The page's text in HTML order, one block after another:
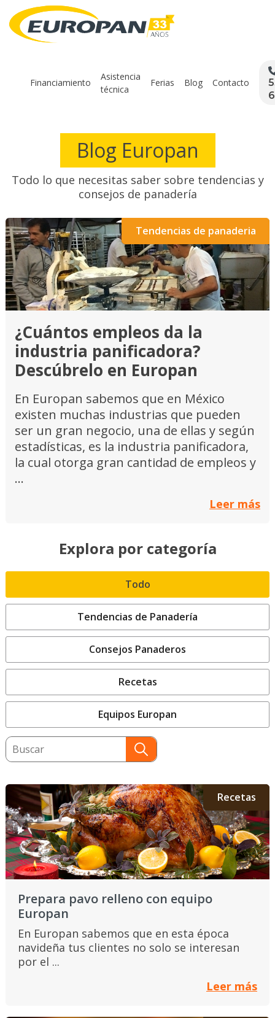
Financiamiento
Asistencia
técnica
Ferias Blog Contacto
Blog Europan
Todo lo que necesitas saber sobre tendencias y
consejos de panadería
Tendencias de panaderia
¿Cuántos empleos da la
industria panificadora?
Descúbrelo en Europan
En Europan sabemos que en México
existen muchas industrias que pueden
ser un gran negocio, una de ellas y según
estadísticas, es la industria panificadora,
la cual otorga gran cantidad de empleos y
...
Leer más
Explora por categoría
Todo
Tendencias de Panadería
Consejos Panaderos
Recetas
Equipos Europan
This is a search field with an auto-suggest
Recetas
Prepara pavo relleno con equipo
Europan
En Europan sabemos que en esta época
navideña tus clientes no solo se interesan
por el ...
Leer más